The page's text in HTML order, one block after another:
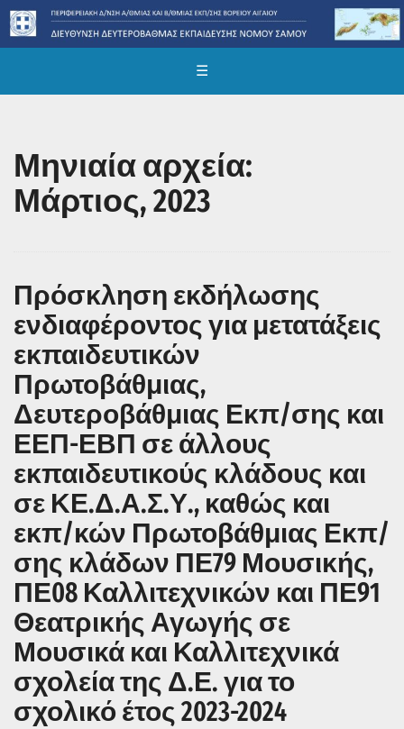
☰
Μηνιαία αρχεία:
Μάρτιος, 2023
Πρόσκληση εκδήλωσης
ενδιαφέροντος για μετατάξεις
εκπαιδευτικών
Πρωτοβάθμιας,
Δευτεροβάθμιας Εκπ/σης και
ΕΕΠ-ΕΒΠ σε άλλους
εκπαιδευτικούς κλάδους και
σε ΚΕ.Δ.Α.Σ.Υ., καθώς και
εκπ/κών Πρωτοβάθμιας Εκπ/
σης κλάδων ΠΕ79 Μουσικής,
ΠΕ08 Καλλιτεχνικών και ΠΕ91
Θεατρικής Αγωγής σε
Μουσικά και Καλλιτεχνικά
σχολεία της Δ.Ε. για το
σχολικό έτος 2023-2024